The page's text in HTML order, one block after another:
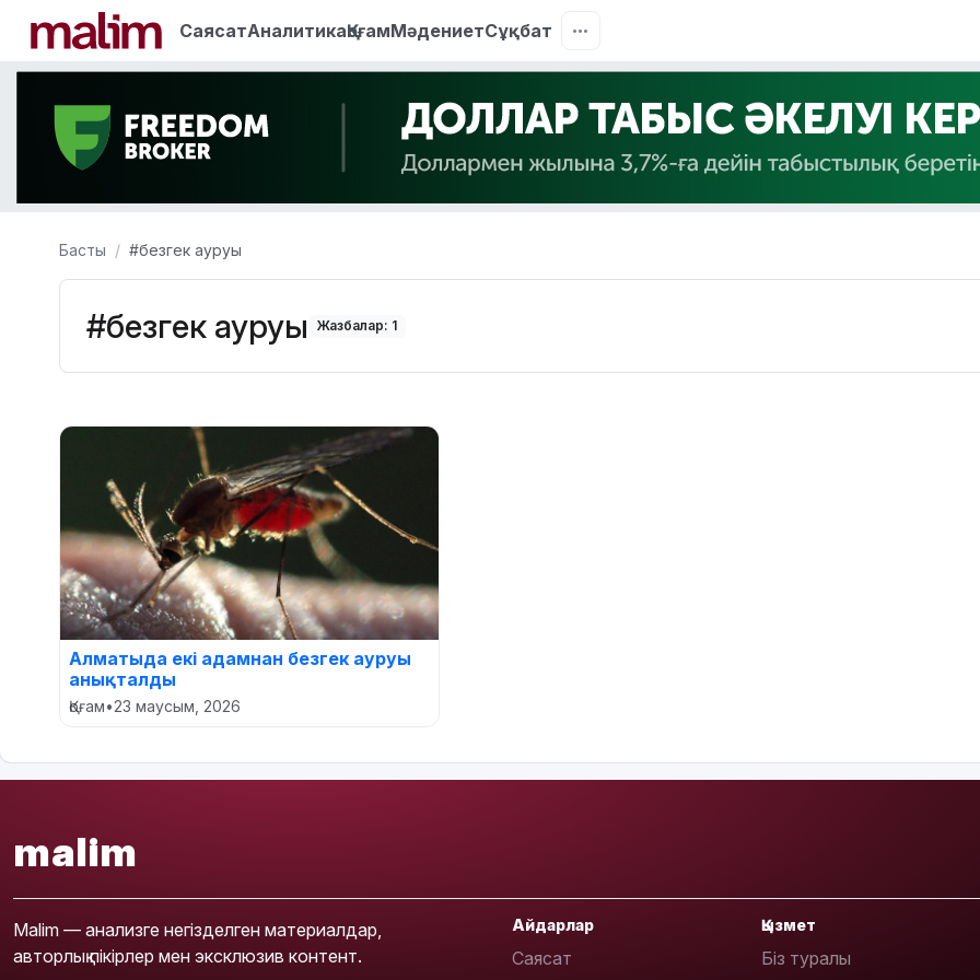
СаясатАналитикаҚоғамМәдениетСұқбат
Басты #безгек ауруы
#безгек ауруы Жазбалар: 1
Алматыда екі адамнан безгек ауруы
анықталды
Қоғам•23 маусым, 2026
malim
Malim — анализге негізделген материалдар,
авторлық пікірлер мен эксклюзив контент.
Айдарлар
Саясат
Қызмет
Біз туралы